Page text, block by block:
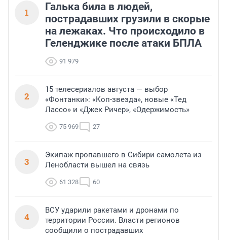
1
Галька била в людей,
пострадавших грузили в скорые
на лежаках. Что происходило в
Геленджике после атаки БПЛА
91 979
2
15 телесериалов августа — выбор
«Фонтанки»: «Коп-звезда», новые «Тед
Лассо» и «Джек Ричер», «Одержимость»
75 969 27
3
Экипаж пропавшего в Сибири самолета из
Ленобласти вышел на связь
61 328 60
4
ВСУ ударили ракетами и дронами по
территории России. Власти регионов
сообщили о пострадавших